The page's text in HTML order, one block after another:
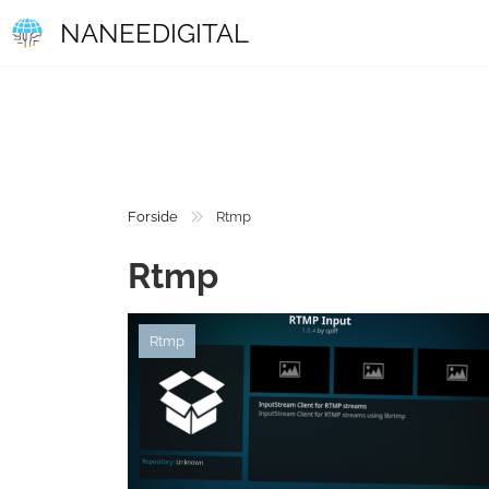
NANEEDIGITAL
Forside Rtmp
Rtmp
Rtmp